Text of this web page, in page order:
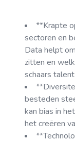
**Krapte
sectoren en
Data helpt
zitten en
schaars
besteden
kan bias in
het creëren